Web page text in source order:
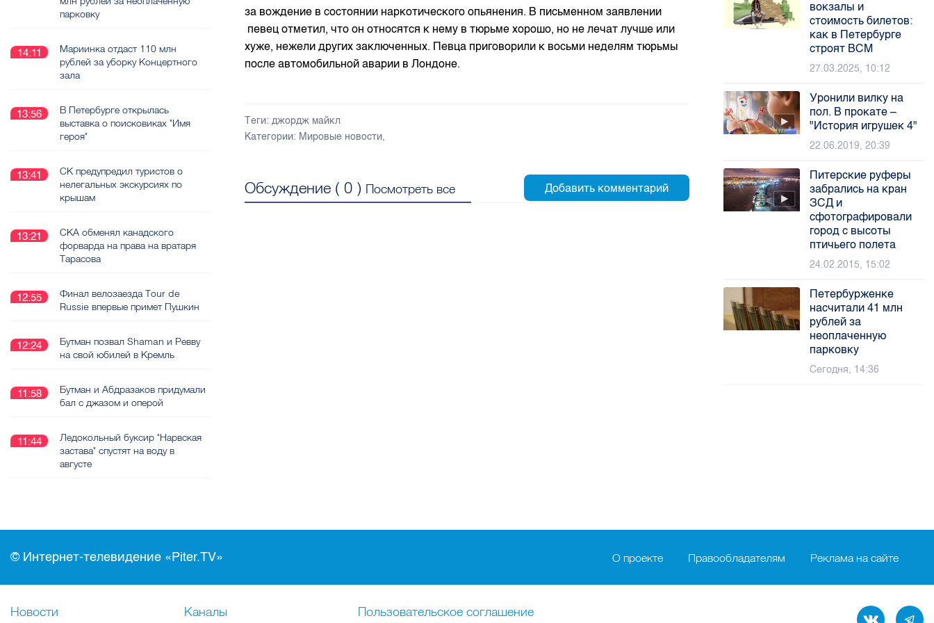
за вождение в состоянии наркотического опьянения. В письменном заявлении
певец отметил, что он относятся к нему в тюрьме хорошо, но не лечат лучше или
хуже, нежели других заключенных. Певца приговорили к восьми неделям тюрьмы
после автомобильной аварии в Лондоне.
Теги: джордж майкл
Категории: Мировые новости,
Обсуждение (0 ) Посмотреть все
парковку
14:11
Мариинка отдаст 110 млн
рублей за уборку Концертного
зала
13:56
В Петербурге открылась
выставка о поисковиках "Имя
героя"
13:41
СК предупредил туристов о
нелегальных экскурсиях по
крышам
13:21
СКА обменял канадского
форварда на права на вратаря
Тарасова
12:55
Финал велозаезда Tour de
Russie впервые примет Пушкин
12:24
Бутман позвал Shaman и Ревву
на свой юбилей в Кремль
11:58
Бутман и Абдразаков придумали
бал с джазом и оперой
11:44
Ледокольный буксир "Нарвская
застава" спустят на воду в
августе
вокзалы и
стоимость билетов:
как в Петербурге
строят ВСМ
27.03.2025, 10:12
Уронили вилку на
пол. В прокате –
"История игрушек 4"
22.06.2019, 20:39
Питерские руферы
забрались на кран
ЗСД и
сфотографировали
город с высоты
птичьего полета
24.02.2015, 15:02
Петербурженке
насчитали 41 млн
рублей за
неоплаченную
парковку
Сегодня, 14:36
© Интернет-телевидение «Piter.TV» О проекте Правообладателям Реклама на сайте
Новости Каналы Пользовательское соглашение